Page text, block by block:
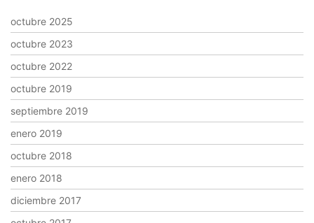
octubre 2025
octubre 2023
octubre 2022
octubre 2019
septiembre 2019
enero 2019
octubre 2018
enero 2018
diciembre 2017